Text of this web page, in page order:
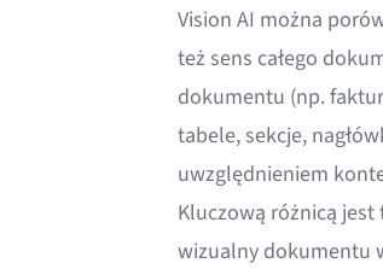
Vision AI można
też sens całego
dokumentu (np.
tabele, sekcje,
uwzględnieniem
Kluczową różnicą jest
wizualny dokumentu